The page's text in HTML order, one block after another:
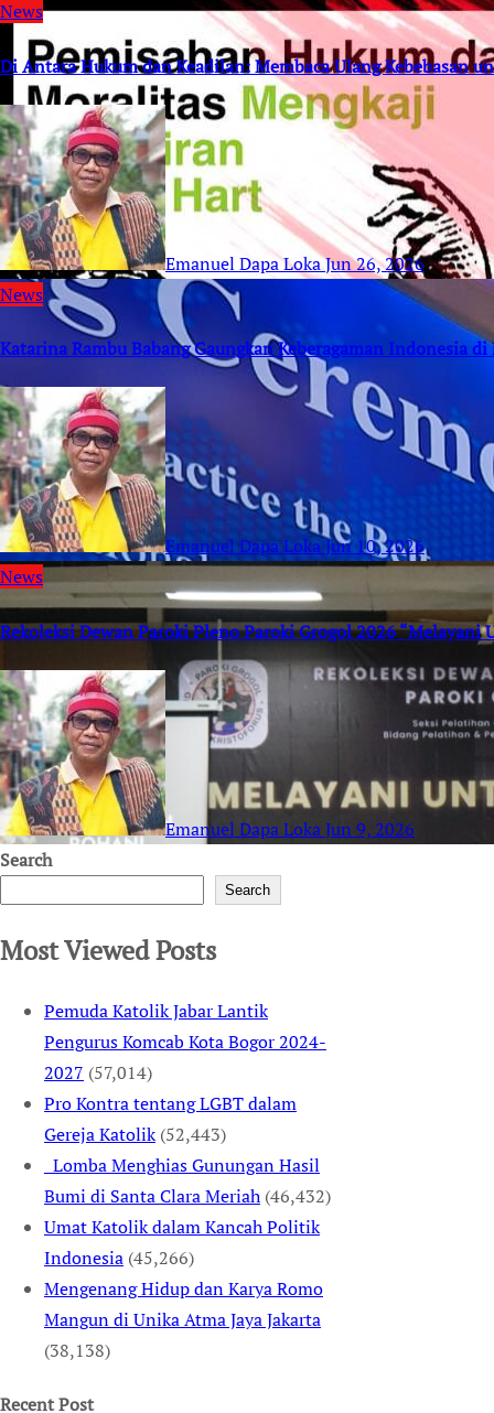
News
Di Antara Hukum dan Keadilan: Membaca Ulang Kebebasan
Emanuel Dapa LokaJun 26, 2026
News
Katarina Rambu Babang Gaungkan Keberagaman Indonesia
Emanuel Dapa LokaJun 10, 2026
News
Rekoleksi Dewan Paroki Pleno Paroki Grogol 2026 “Melayani
Emanuel Dapa LokaJun 9, 2026
Search
Search
Most Viewed Posts
Pemuda Katolik Jabar Lantik
Pengurus Komcab Kota Bogor 2024-
2027 (57,014)
Pro Kontra tentang LGBT dalam
Gereja Katolik (52,443)
Lomba Menghias Gunungan Hasil
Bumi di Santa Clara Meriah (46,432)
Umat Katolik dalam Kancah Politik
Indonesia (45,266)
Mengenang Hidup dan Karya Romo
Mangun di Unika Atma Jaya Jakarta
(38,138)
Recent Post